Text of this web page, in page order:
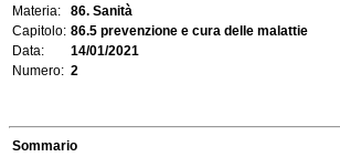
Materia:
86. Sanità
Capitolo: 86.5 prevenzione e cura delle malattie
Data:
14/01/2021
Numero: 2
Sommario